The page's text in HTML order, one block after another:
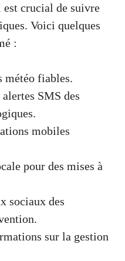
crucial de suivre
Voici quelques
:
météo fiables.
SMS des
mobiles
pour des mises à
sociaux des
sur la gestion